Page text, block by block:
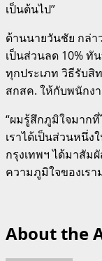
เป็นต้นไป”
ด้านนายวันชัย กล่
เป็นส่วนลด 10% ทั
ทุกประเภท วิธีรับสิ
สกสค. ให้กับพนักง
“ผมรู้สึกภูมิใจมาก
เราได้เป็นส่วนหนึ่
กรุงเทพฯ ได้มาสัม
ความภูมิใจของเร
About the